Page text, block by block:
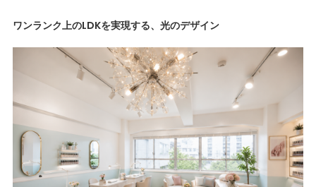
ワンランク上のLDKを実現する、光のデザイン